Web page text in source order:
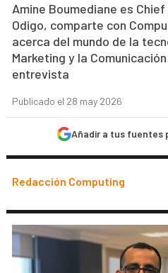
Amine Boumediane es
Odigo, comparte con
acerca del mundo de la
Marketing y la
entrevista
Publicado el 28 may 2026
Añadir a tus fuentes
Redacción Computing